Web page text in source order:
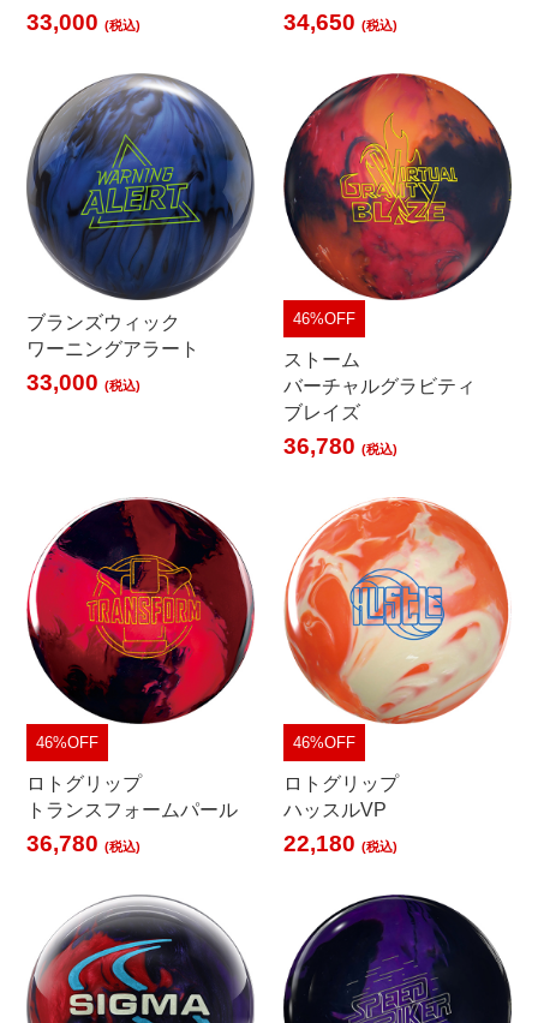
33,000(税込) 34,650(税込)
ブランズウィック
ワーニングアラート
33,000(税込)
46%OFF
ストーム
バーチャルグラビティ
ブレイズ
36,780(税込)
46%OFF
ロトグリップ
トランスフォームパール
36,780(税込)
46%OFF
ロトグリップ
ハッスルVP
22,180(税込)